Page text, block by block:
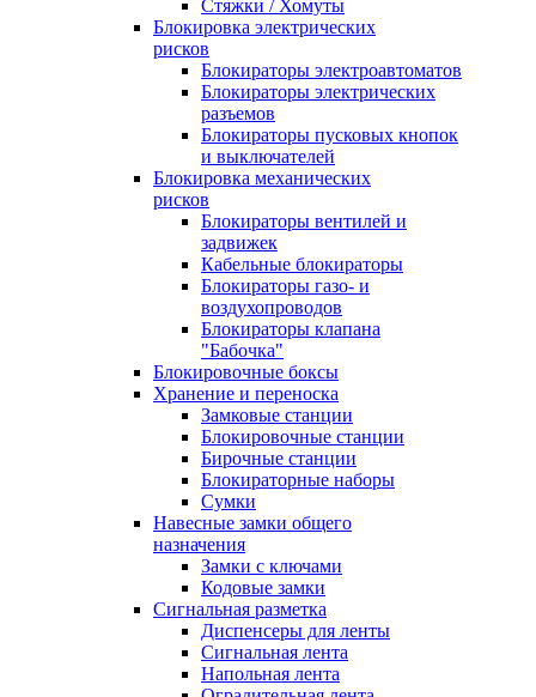
Стяжки / Хомуты
Блокировка электрических
рисков
Блокираторы электроавтоматов
Блокираторы электрических
разъемов
Блокираторы пусковых кнопок
и выключателей
Блокировка механических
рисков
Блокираторы вентилей и
задвижек
Кабельные блокираторы
Блокираторы газо- и
воздухопроводов
Блокираторы клапана
"Бабочка"
Блокировочные боксы
Хранение и переноска
Замковые станции
Блокировочные станции
Бирочные станции
Блокираторные наборы
Сумки
Навесные замки общего
назначения
Замки с ключами
Кодовые замки
Сигнальная разметка
Диспенсеры для ленты
Сигнальная лента
Напольная лента